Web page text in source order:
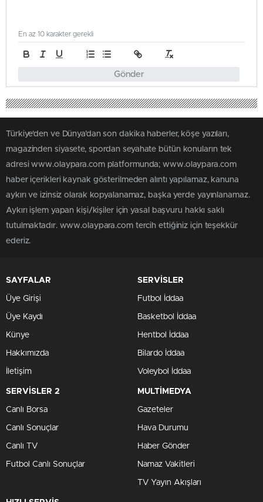
Gönder
En az 10 karakter gerekli
Türkiye'den ve Dünya’dan son dakika haberler, köşe yazıları,
magazinden siyasete, spordan seyahate bütün konuların tek
adresi www.olaypara.com platformunda; www.olaypara.com
haber içerikleri kaynak gösterilmeden alıntı yapılamaz, kanuna
aykırı ve izinsiz olarak kopyalanamaz, başka yerde yayınlanamaz.
Aykırı işlem yapan kişi/kişiler için yasal başvuru hakkı saklı
tutulmaktadır. www.olaypara.com tercih ettiğiniz için teşekkür
ederiz.
SAYFALAR
Üye Girişi
Üye Kaydı
Künye
Hakkımızda
İletişim
SERVİSLER
Futbol İddaa
Basketbol İddaa
Hentbol İddaa
Bilardo İddaa
Voleybol İddaa
SERVİSLER 2
Canlı Borsa
Canlı Sonuçlar
Canlı TV
Futbol Canlı Sonuçlar
MULTİMEDYA
Gazeteler
Hava Durumu
Haber Gönder
Namaz Vakitleri
TV Yayın Akışları